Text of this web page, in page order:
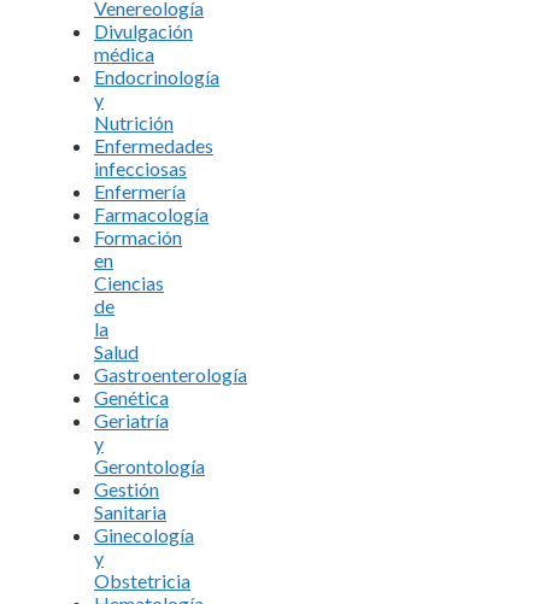
Venereología
Divulgación
médica
Endocrinología
y
Nutrición
Enfermedades
infecciosas
Enfermería
Farmacología
Formación
en
Ciencias
de
la
Salud
Gastroenterología
Genética
Geriatría
y
Gerontología
Gestión
Sanitaria
Ginecología
y
Obstetricia